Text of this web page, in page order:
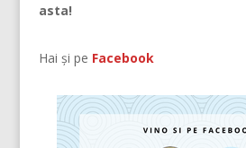
asta!
Hai și pe Facebook